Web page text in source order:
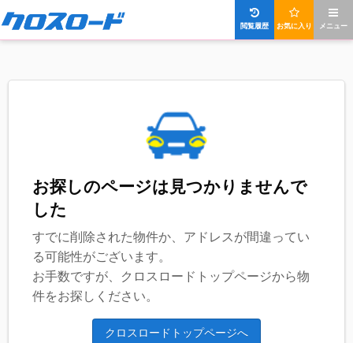
メニュー
お気に入り
閲覧履歴
お探しのページは見つかりませんで
した
すでに削除された物件か、アドレスが間違ってい
る可能性がございます。
お手数ですが、クロスロードトップページから物
件をお探しください。
クロスロードトップページへ